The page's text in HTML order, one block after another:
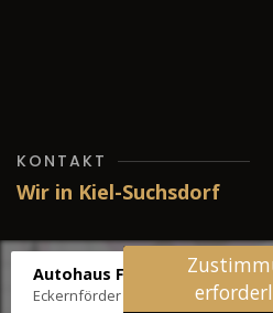
KONTAKT
Wir in Kiel-Suchsdorf
Autohaus Fräter
Eckernförder Str. /Klausbrooker